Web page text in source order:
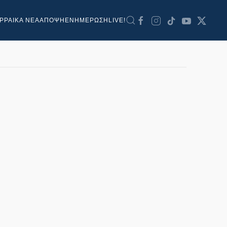
ΝΕΑΑΠΟΨΗ ΕΝΗΜΕΡΩΣΗ LIVE!